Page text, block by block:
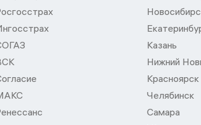
Казань
Нижний
Красноярск
Челябинск
Самара